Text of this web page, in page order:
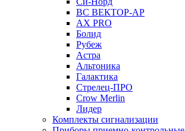
ВС ВЕКТОР-АР
AX PRO
Болид
Рубеж
Астра
Альтоника
Галактика
Стрелец-ПРО
Crow Merlin
Лидер
Комплекты сигнализации